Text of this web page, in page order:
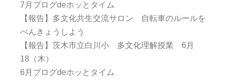
7月ブログdeホッとタイム
【報告】多文化共生交流サロン 自転車のルールを
べんきょうしよう
【報告】茨木市立白川小 多文化理解授業 6月
18（木）
6月ブログdeホッとタイム